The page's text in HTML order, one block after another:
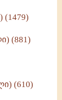
(1479)
(881)
(610)